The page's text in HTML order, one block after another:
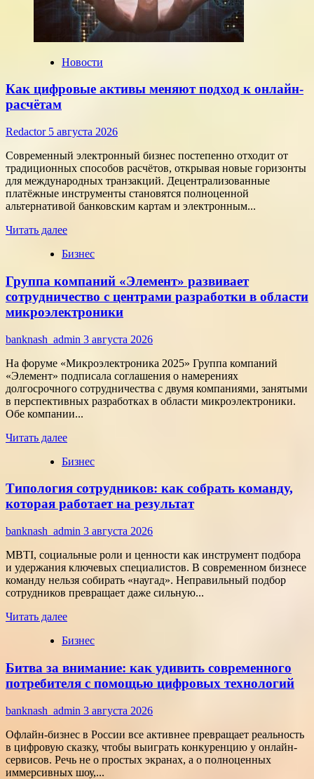
Новости
Как цифровые активы меняют подход к онлайн-
расчётам
Redactor 5 августа 2026
Современный электронный бизнес постепенно отходит от
традиционных способов расчётов, открывая новые горизонты
для международных транзакций. Децентрализованные
платёжные инструменты становятся полноценной
альтернативой банковским картам и электронным...
Читать далееПрочитать
о
цифровые
активы
меняют
подход
онлайн-
Бизнес
Группа компаний «Элемент» развивает
сотрудничество с центрами разработки в области
микроэлектроники
banknash_admin 3 августа 2026
На форуме «Микроэлектроника 2025» Группа компаний
«Элемент» подписала соглашения о намерениях
долгосрочного сотрудничества с двумя компаниями, занятыми
в перспективных разработках в области микроэлектроники.
Обе компании...
Читать далееПрочитать
о
компаний
«Элемент»
развивает
сотрудничество
с
центрами
разработки
в
области
микроэлектроники
Бизнес
Типология сотрудников: как собрать команду,
которая работает на результат
banknash_admin 3 августа 2026
MBTI, социальные роли и ценности как инструмент подбора
и удержания ключевых специалистов. В современном бизнесе
команду нельзя собирать «наугад». Неправильный подбор
сотрудников превращает даже сильную...
Читать далееПрочитать
о
сотрудников:
как
собрать
команду,
которая
работает
на
результат
Бизнес
Битва за внимание: как удивить современного
потребителя с помощью цифровых технологий
banknash_admin 3 августа 2026
Офлайн-бизнес в России все активнее превращает реальность
в цифровую сказку, чтобы выиграть конкуренцию у онлайн-
сервисов. Речь не о простых экранах, а о полноценных
иммерсивных шоу,...